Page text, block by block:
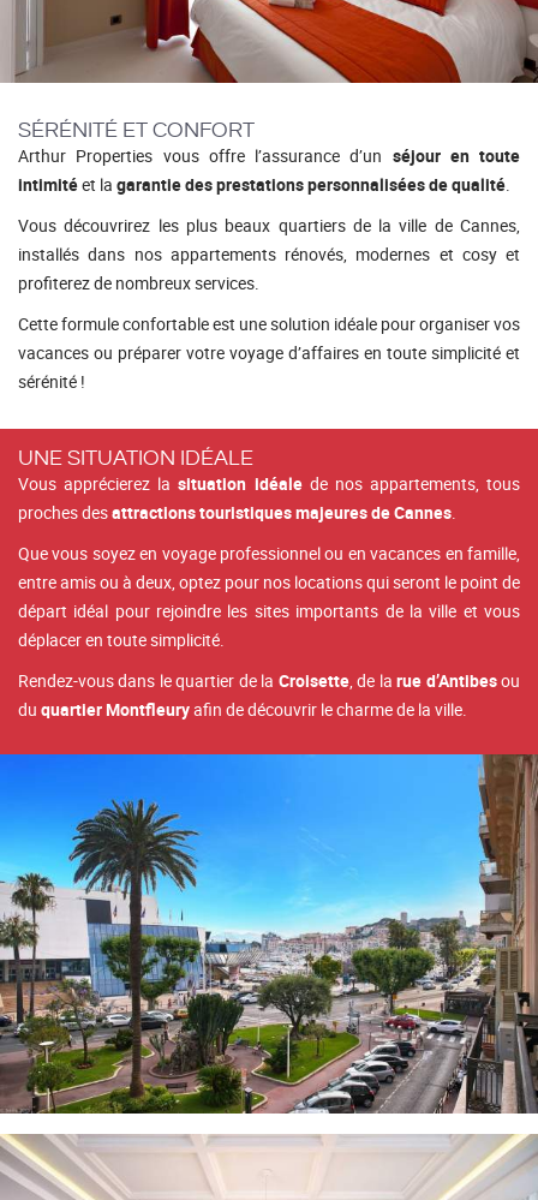
SÉRÉNITÉ ET CONFORT
Arthur Properties vous offre l’assurance d’un séjour en toute
intimitéet la garantie des prestations personnalisées de qualité.
Vous découvrirez les plus beaux quartiers de la ville de Cannes,
installés dans nos appartements rénovés, modernes et cosy et
profiterez de nombreux services.
Cette formule confortable est une solution idéale pour organiser vos
vacances ou préparer votre voyage d’affaires en toute simplicité et
sérénité !
UNE SITUATION IDÉALE
Vous apprécierez lasituation idéalede nos appartements, tous
proches desattractions touristiques majeures de Cannes.
Que vous soyez en voyage professionnel ou en vacances en famille,
entre amis ou à deux, optez pour nos locations qui seront le point de
départ idéal pour rejoindre les sites importants de la ville et vous
déplacer en toute simplicité.
Rendez-vous dans le quartier de la Croisette, de larue d’Antibesou
du quartier Montfleuryafin de découvrir le charme de la ville.